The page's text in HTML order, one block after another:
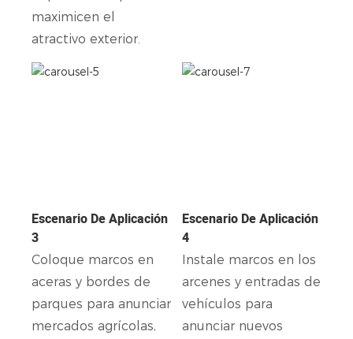
maximicen el
atractivo exterior.
Escenario De Aplicación
3
Coloque marcos en
aceras y bordes de
parques para anunciar
mercados agrícolas,
Escenario De Aplicación
4
Instale marcos en los
arcenes y entradas de
vehículos para
anunciar nuevos